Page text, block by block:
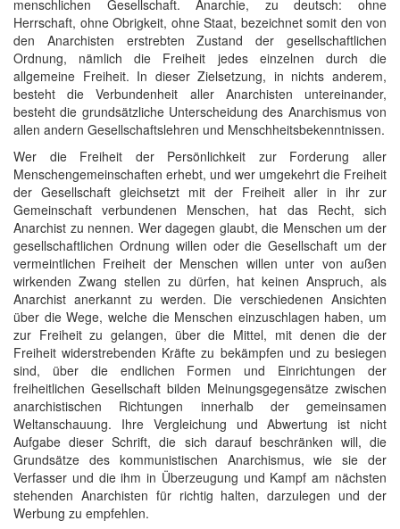
menschlichen Gesellschaft. Anarchie, zu deutsch: ohne
Herrschaft, ohne Obrigkeit, ohne Staat, bezeichnet somit den von
den Anarchisten erstrebten Zustand der gesellschaftlichen
Ordnung, nämlich die Freiheit jedes einzelnen durch die
allgemeine Freiheit. In dieser Zielsetzung, in nichts anderem,
besteht die Verbundenheit aller Anarchisten untereinander,
besteht die grundsätzliche Unterscheidung des Anarchismus von
allen andern Gesellschaftslehren und Menschheitsbekenntnissen.
Wer die Freiheit der Persönlichkeit zur Forderung aller
Menschengemeinschaften erhebt, und wer umgekehrt die Freiheit
der Gesellschaft gleichsetzt mit der Freiheit aller in ihr zur
Gemeinschaft verbundenen Menschen, hat das Recht, sich
Anarchist zu nennen. Wer dagegen glaubt, die Menschen um der
gesellschaftlichen Ordnung willen oder die Gesellschaft um der
vermeintlichen Freiheit der Menschen willen unter von außen
wirkenden Zwang stellen zu dürfen, hat keinen Anspruch, als
Anarchist anerkannt zu werden. Die verschiedenen Ansichten
über die Wege, welche die Menschen einzuschlagen haben, um
zur Freiheit zu gelangen, über die Mittel, mit denen die der
Freiheit widerstrebenden Kräfte zu bekämpfen und zu besiegen
sind, über die endlichen Formen und Einrichtungen der
freiheitlichen Gesellschaft bilden Meinungsgegensätze zwischen
anarchistischen Richtungen innerhalb der gemeinsamen
Weltanschauung. Ihre Vergleichung und Abwertung ist nicht
Aufgabe dieser Schrift, die sich darauf beschränken will, die
Grundsätze des kommunistischen Anarchismus, wie sie der
Verfasser und die ihm in Überzeugung und Kampf am nächsten
stehenden Anarchisten für richtig halten, darzulegen und der
Werbung zu empfehlen.